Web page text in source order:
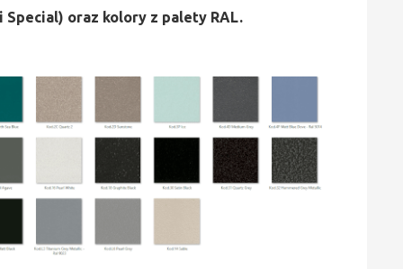
oraz kolory z palety RAL.